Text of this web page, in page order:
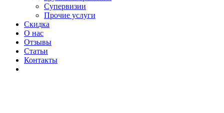
Супервизии
Прочие услуги
Скидка
О нас
Отзывы
Статьи
Контакты